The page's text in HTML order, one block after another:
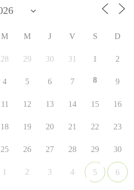
M M J V S D
28 29 30 31 1 2
4 5 6 7 8 9
11 12 13 14 15 16
18 19 20 21 22 23
25 26 27 28 29 30
1 2 3 4 5 6